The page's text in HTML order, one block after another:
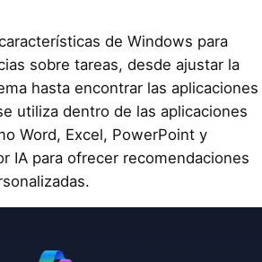
de Windows para
sobre tareas, desde ajustar la
hasta encontrar las aplicaciones
utiliza dentro de las aplicaciones
Word, Excel, PowerPoint y
IA para ofrecer recomendaciones